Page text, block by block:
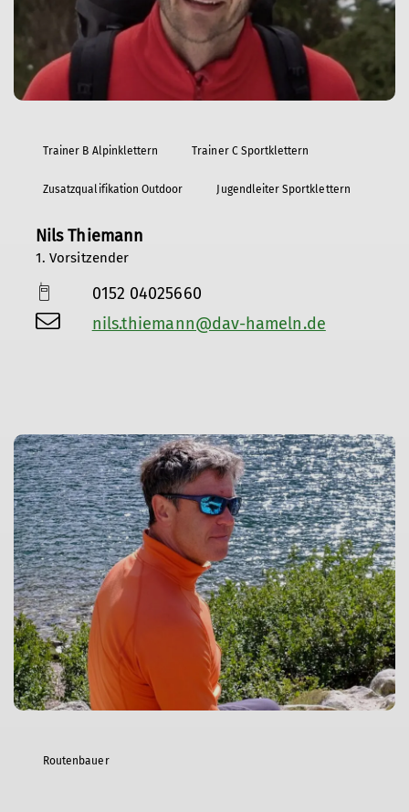
Trainer B Alpinklettern Trainer C Sportklettern
Zusatzqualifikation Outdoor Jugendleiter Sportklettern
Nils Thiemann
1. Vorsitzender
0152 04025660
nils.thiemann@dav-hameln.de
Routenbauer